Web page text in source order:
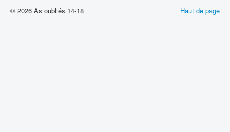
Haut de page
© 2026 As oubliés 14-18